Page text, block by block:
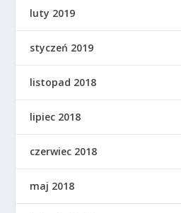
luty 2019
styczeń 2019
listopad 2018
lipiec 2018
czerwiec 2018
maj 2018